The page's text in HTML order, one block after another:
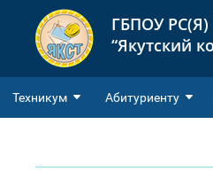
ГБПОУ РС(Я)
“Якутский
Техникум Абитуриенту